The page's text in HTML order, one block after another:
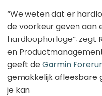
“We weten dat er
de voorkeur geven aan
hardloophorloge”, zegt
en
geeft deGarmin
gemakkelijk afleesbare
je kan